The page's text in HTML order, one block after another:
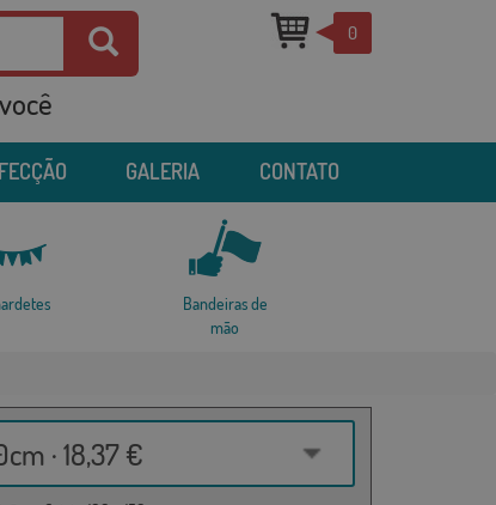
0
GALERIA CONTATO
Bandeiras de
mão
· 18,37 €